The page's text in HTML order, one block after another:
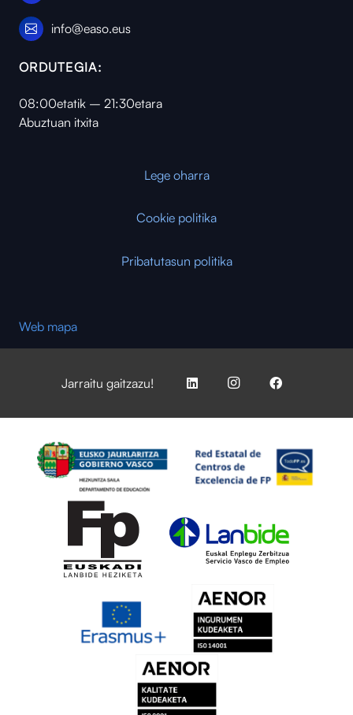
info@easo.eus
ORDUTEGIA:
08:00etatik – 21:30etara
Abuztuan itxita
Lege oharra
Cookie politika
Pribatutasun politika
Web mapa
Jarraitu gaitzazu!